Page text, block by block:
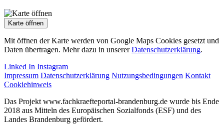
Karte öffnen
Mit öffnen der Karte werden von Google Maps Cookies gesetzt und
Daten übertragen. Mehr dazu in unsererDatenschutzerklärung.
Linked In Instagram
Impressum Datenschutzerklärung Nutzungsbedingungen Kontakt
Cookiehinweis
Das Projekt www.fachkraefteportal-brandenburg.de wurde bis Ende
2018 aus Mitteln des Europäischen Sozialfonds (ESF) und des
Landes Brandenburg gefördert.